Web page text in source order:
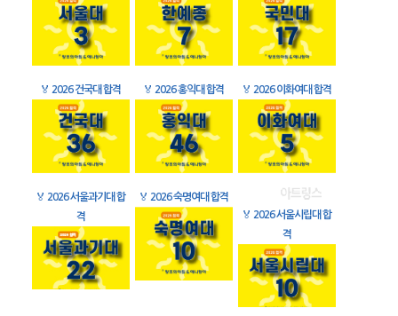
🏅 2026 건국대 합격 🏅 2026 홍익대 합격 🏅 2026 이화여대 합격
🏅 2026 서울과기대 합
격
🏅 2026 숙명여대 합격
🏅 2026 서울시립대 합
격